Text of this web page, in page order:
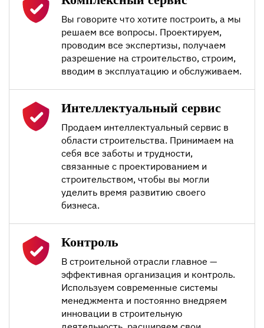
Вы говорите что хотите построить, а мы
решаем все вопросы. Проектируем,
проводим все экспертизы, получаем
разрешение на строительство, строим,
вводим в эксплуатацию и обслуживаем.
Интеллектуальный сервис
Продаем интеллектуальный сервис в
области строительства. Принимаем на
себя все заботы и трудности,
связанные с проектированием и
строительством, чтобы вы могли
уделить время развитию своего
бизнеса.
Контроль
В строительной отрасли главное —
эффективная организация и контроль.
Используем современные системы
менеджмента и постоянно внедряем
инновации в строительную